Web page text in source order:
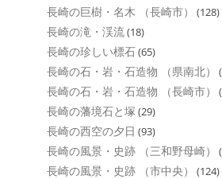
長崎の巨樹・名木 （長崎市） (128)
長崎の滝・渓流(18)
長崎の珍しい標石(65)
長崎の石・岩・石造物 （県南北）
長崎の石・岩・石造物 （長崎市）
長崎の藩境石と塚 (29)
長崎の西空の夕日 (93)
長崎の風景・史跡 （三和野母崎）
長崎の風景・史跡 （市中央） (124)